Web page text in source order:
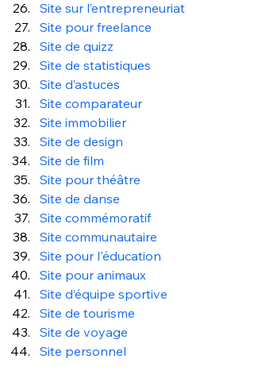
Site sur l’entrepreneuriat
Site pour freelance
Site de quizz
Site de statistiques
Site d’astuces
Site comparateur
Site immobilier
Site de design
Site de film
Site pour théâtre
Site de danse
Site commémoratif
Site communautaire
Site pour l'éducation
Site pour animaux
Site d’équipe sportive
Site de tourisme
Site de voyage
Site personnel